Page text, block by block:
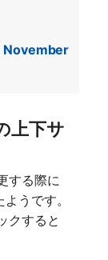
November
上下サ
する際に
うです。
クすると